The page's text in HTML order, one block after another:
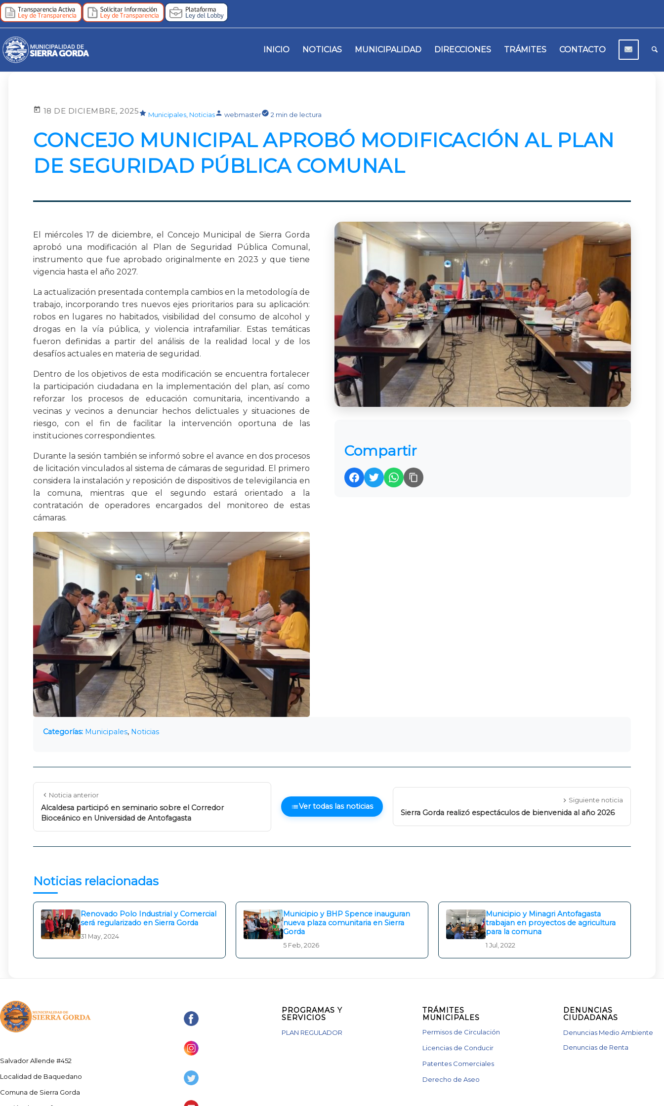
INICIO NOTICIAS MUNICIPALIDAD DIRECCIONES TRÁMITES CONTACTO
18 DE DICIEMBRE, 2025 Municipales Noticias webmaster 2 min de lectura
CONCEJO MUNICIPAL APROBÓ MODIFICACIÓN AL PLAN
DE SEGURIDAD PÚBLICA COMUNAL
El miércoles 17 de diciembre, el Concejo Municipal de Sierra Gorda
aprobó una modificación al Plan de Seguridad Pública Comunal,
instrumento que fue aprobado originalmente en 2023 y que tiene
vigencia hasta el año 2027.
La actualización presentada contempla cambios en la metodología de
trabajo, incorporando tres nuevos ejes prioritarios para su aplicación:
robos en lugares no habitados, visibilidad del consumo de alcohol y
drogas en la vía pública, y violencia intrafamiliar. Estas temáticas
fueron definidas a partir del análisis de la realidad local y de los
desafíos actuales en materia de seguridad.
Dentro de los objetivos de esta modificación se encuentra fortalecer
la participación ciudadana en la implementación del plan, así como
reforzar los procesos de educación comunitaria, incentivando a
vecinas y vecinos a denunciar hechos delictuales y situaciones de
riesgo, con el fin de facilitar la intervención oportuna de las
instituciones correspondientes.
Durante la sesión también se informó sobre el avance en dos procesos
de licitación vinculados al sistema de cámaras de seguridad. El primero
considera la instalación y reposición de dispositivos de televigilancia en
la comuna, mientras que el segundo estará orientado a la
contratación de operadores encargados del monitoreo de estas
cámaras.
Compartir
Categorías: Municipales, Noticias
Noticia anterior
Alcaldesa participó en seminario sobre el Corredor
Bioceánico en Universidad de Antofagasta
Ver todas las noticias
Siguiente noticia
Sierra Gorda realizó espectáculos de bienvenida al año 2026
Noticias relacionadas
Renovado Polo Industrial y Comercial
será regularizado en Sierra Gorda
31 May, 2024
Municipio y BHP Spence inauguran
nueva plaza comunitaria en Sierra
Gorda
5 Feb, 2026
Municipio y Minagri Antofagasta
trabajan en proyectos de agricultura
para la comuna
1 Jul, 2022
Salvador Allende #452
Localidad de Baquedano
Comuna de Sierra Gorda
PROGRAMAS Y
SERVICIOS
PLAN REGULADOR
TRÁMITES
MUNICIPALES
Permisos de Circulación
Licencias de Conducir
Patentes Comerciales
Derecho de Aseo
DENUNCIAS
CIUDADANAS
Denuncias Medio Ambiente
Denuncias de Renta